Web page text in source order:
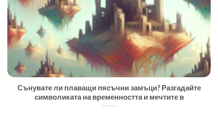
Сънувате ли плаващи пясъчни замъци? Разгадайте
символиката на временността и мечтите в